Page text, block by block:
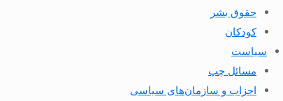
حقوق بشر
کودکان
سیاست
مسائل چپ
احزاب و سازمان‌های سیاسی